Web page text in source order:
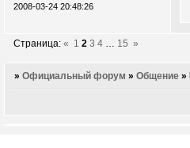
2008-03-24 20:48:26
Страница:« 1 2 3 4 15 »
»Официальный форум »Общение »